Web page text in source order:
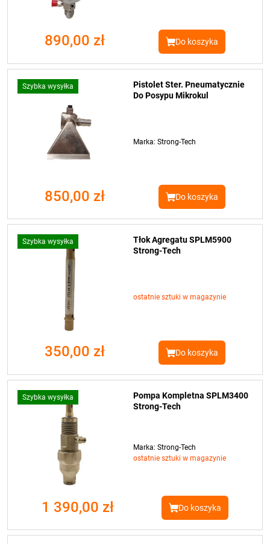
890,00 zł Do koszyka
Szybka wysyłka
Pistolet Ster. Pneumatycznie
Do Posypu Mikrokul
Marka: Strong-Tech
850,00 zł Do koszyka
Szybka wysyłka
Tłok Agregatu SPLM5900
Strong-Tech
ostatnie sztuki w magazynie
350,00 zł Do koszyka
Szybka wysyłka
Pompa Kompletna SPLM3400
Strong-Tech
Marka: Strong-Tech
ostatnie sztuki w magazynie
1 390,00 zł Do koszyka